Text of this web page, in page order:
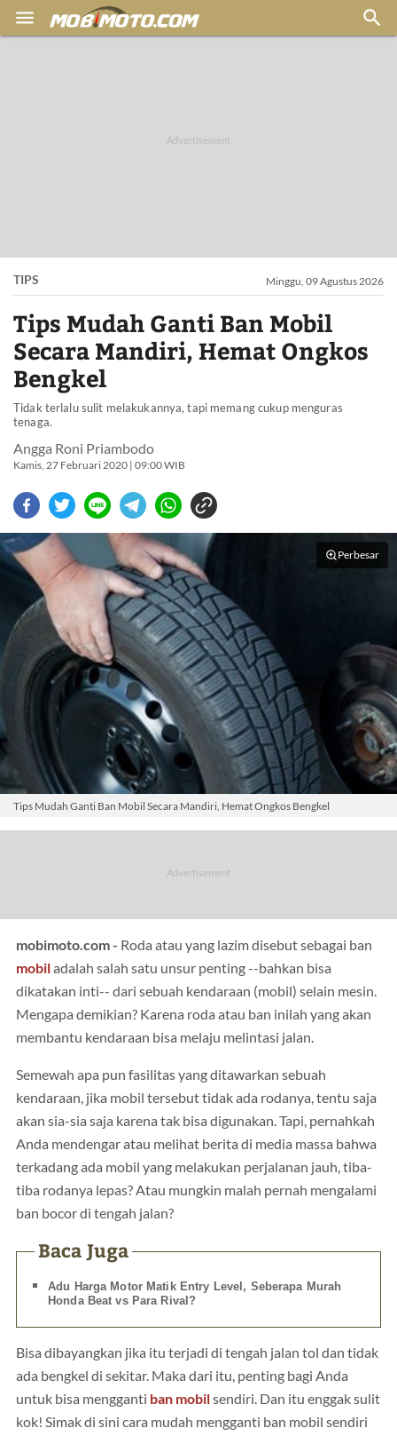
 
TIPS Minggu, 09 Agustus 2026
Tips Mudah Ganti Ban Mobil
Secara Mandiri, Hemat Ongkos
Bengkel
Tidak terlalu sulit melakukannya, tapi memang cukup menguras
tenaga.
Angga Roni Priambodo
Kamis, 27 Februari 2020 | 09:00 WIB
Perbesar
Tips Mudah Ganti Ban Mobil Secara Mandiri, Hemat Ongkos Bengkel
mobimoto.com - Roda atau yang lazim disebut sebagai ban
mobiladalah salah satu unsur penting --bahkan bisa
dikatakan inti-- dari sebuah kendaraan (mobil) selain mesin.
Mengapa demikian? Karena roda atau ban inilah yang akan
membantu kendaraan bisa melaju melintasi jalan.
Semewah apa pun fasilitas yang ditawarkan sebuah
kendaraan, jika mobil tersebut tidak ada rodanya, tentu saja
akan sia-sia saja karena tak bisa digunakan. Tapi, pernahkah
Anda mendengar atau melihat berita di media massa bahwa
terkadang ada mobil yang melakukan perjalanan jauh, tiba-
tiba rodanya lepas? Atau mungkin malah pernah mengalami
ban bocor di tengah jalan?
Baca Juga
Adu Harga Motor Matik Entry Level, Seberapa Murah
Honda Beat vs Para Rival?
Bisa dibayangkan jika itu terjadi di tengah jalan tol dan tidak
ada bengkel di sekitar. Maka dari itu, penting bagi Anda
untuk bisa mengganti ban mobilsendiri. Dan itu enggak sulit
kok! Simak di sini cara mudah mengganti ban mobil sendiri